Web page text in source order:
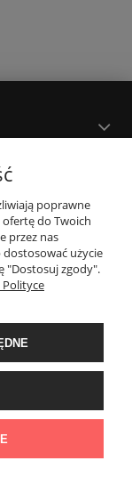
Ruda Śląska | E-mail:
| TGS Przemysław
poprawne
do Twoich
przez nas
użycie
"Dostosuj zgody".
Polityce